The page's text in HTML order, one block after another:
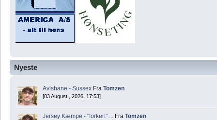
Nyeste
Avlshane - Sussex Fra Tomzen
[03 August , 2026, 17:53]
Jersey Kæmpe - “forkert” ... Fra Tomzen